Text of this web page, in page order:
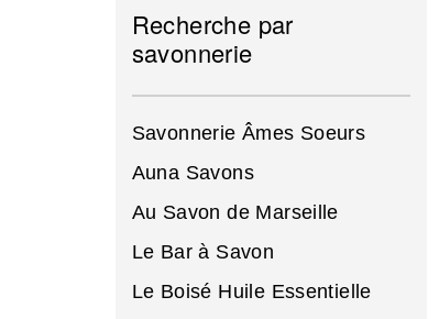
Recherche par
savonnerie
Savonnerie Âmes Soeurs
Auna Savons
Au Savon de Marseille
Le Bar à Savon
Le Boisé Huile Essentielle